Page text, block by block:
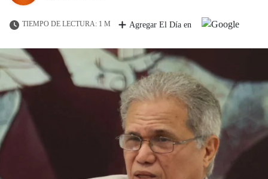
TIEMPO DE LECTURA: 1 M Agregar El Día en